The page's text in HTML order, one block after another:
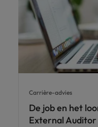
Carrière-advies
De job en het
External Auditor